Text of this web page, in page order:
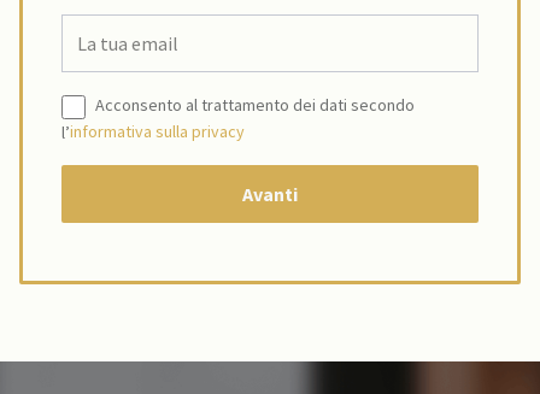
Acconsento al trattamento dei dati secondo
l’informativa sulla privacy